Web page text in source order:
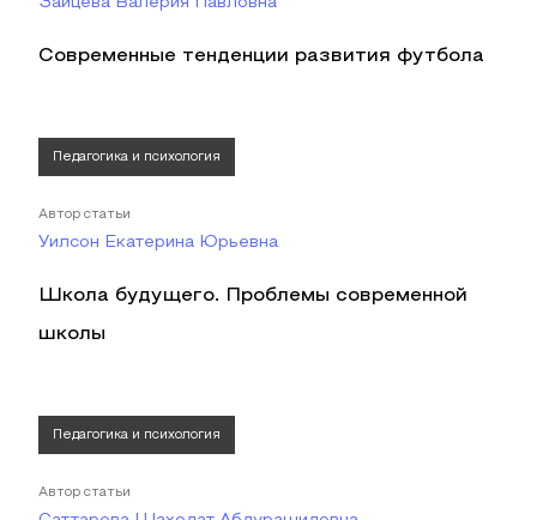
Современные тенденции развития футбола
Педагогика и психология
Автор статьи
Уилсон Екатерина Юрьевна
Школа будущего. Проблемы современной
школы
Педагогика и психология
Автор статьи